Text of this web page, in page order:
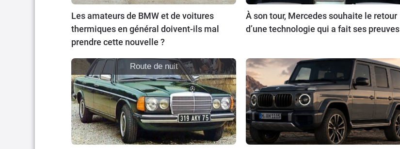
Les amateurs de BMW et de voitures
thermiques en général doivent-ils mal
prendre cette nouvelle ?
À son tour, Mercedes souhaite le retour
d’une technologie qui a fait ses preuves
Route de nuit